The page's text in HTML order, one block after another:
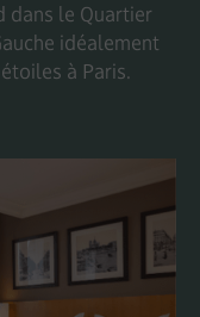
dans le Quartier
idéalement
à Paris.